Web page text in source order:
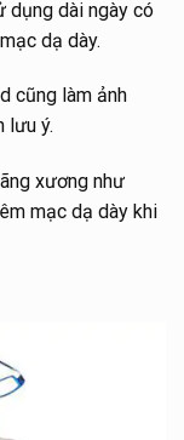
dài ngày có
dạ dày.
cũng làm ảnh
lưu ý.
xương như
mạc dạ dày khi